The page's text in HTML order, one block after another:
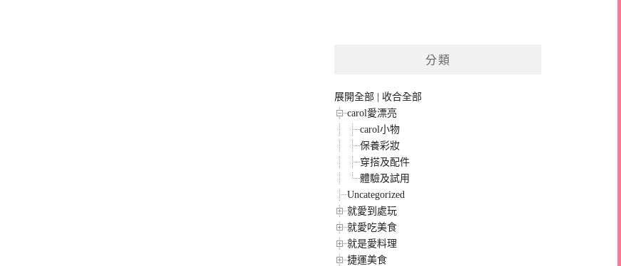
分類
展開全部 | 收合全部
carol愛漂亮
carol小物
保養彩妝
穿搭及配件
體驗及試用
Uncategorized
就愛到處玩
就愛吃美食
就是愛料理
捷運美食